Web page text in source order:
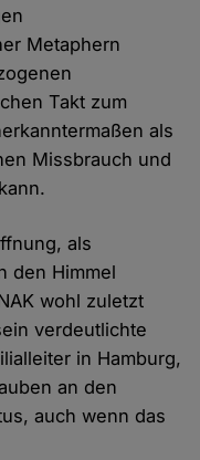
Metaphern
Takt zum
als
Missbrauch und
als
den Himmel
wohl zuletzt
verdeutlichte
in Hamburg,
an den
auch wenn das